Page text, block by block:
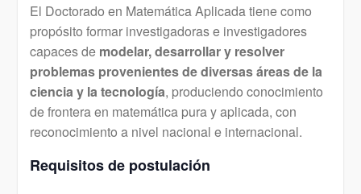
El Doctorado en Matemática Aplicada tiene como
propósito formar investigadoras e investigadores
capaces de modelar, desarrollar y resolver
problemas provenientes de diversas áreas de la
ciencia y la tecnología, produciendo conocimiento
de frontera en matemática pura y aplicada, con
reconocimiento a nivel nacional e internacional.
Requisitos de postulación